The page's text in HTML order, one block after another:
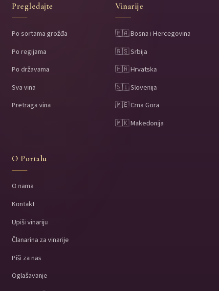
Pregledajte
Po sortama grožđa
Po regijama
Po državama
Sva vina
Pretraga vina
Vinarije
🇧🇦 Bosna i Hercegovina
🇷🇸 Srbija
🇭🇷 Hrvatska
🇸🇮 Slovenija
🇲🇪 Crna Gora
🇲🇰 Makedonija
O Portalu
O nama
Kontakt
Upiši vinariju
Članarina za vinarije
Piši za nas
Oglašavanje